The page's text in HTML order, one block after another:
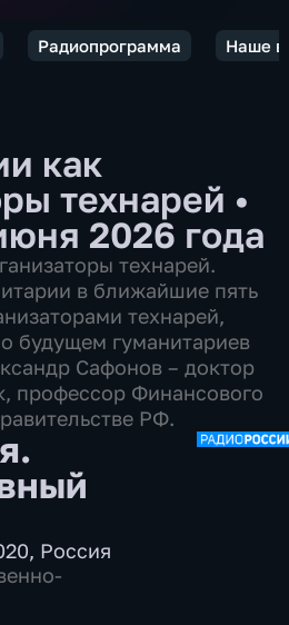
Радиопрограмма Наше
как
технарей •
2026 года
технарей.
в ближайшие пять
технарей,
будущем гуманитариев
Сафонов – доктор
профессор Финансового
РФ.
, Россия